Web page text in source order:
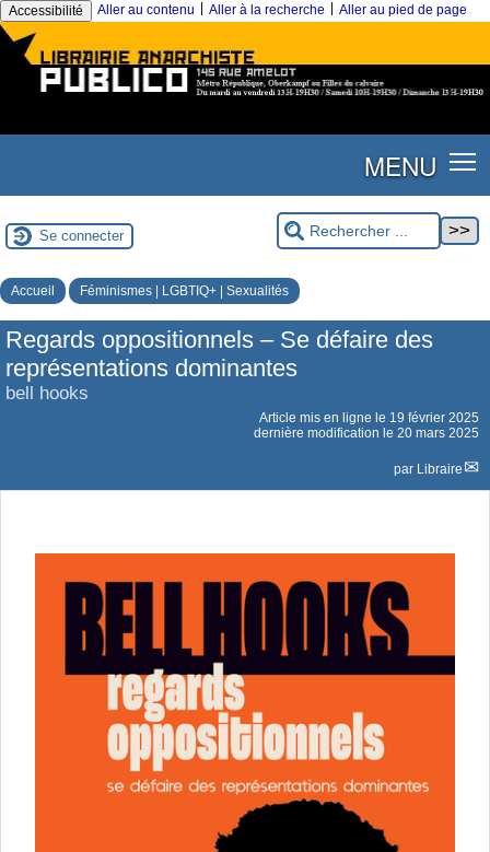
Accessibilité Aller au contenu Aller à la recherche Aller au pied de page
MENU
Se connecter
Accueil Féminismes | LGBTIQ+ | Sexualités
Regards oppositionnels – Se défaire des
représentations dominantes
bell hooks
Article mis en ligne le 19 février 2025
dernière modification le 20 mars 2025
par Libraire